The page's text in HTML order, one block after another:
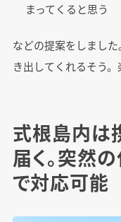
まってくると思う
などの提案をしまし
き出してくれるそう。
式根島内は
届く。突然
で対応可能